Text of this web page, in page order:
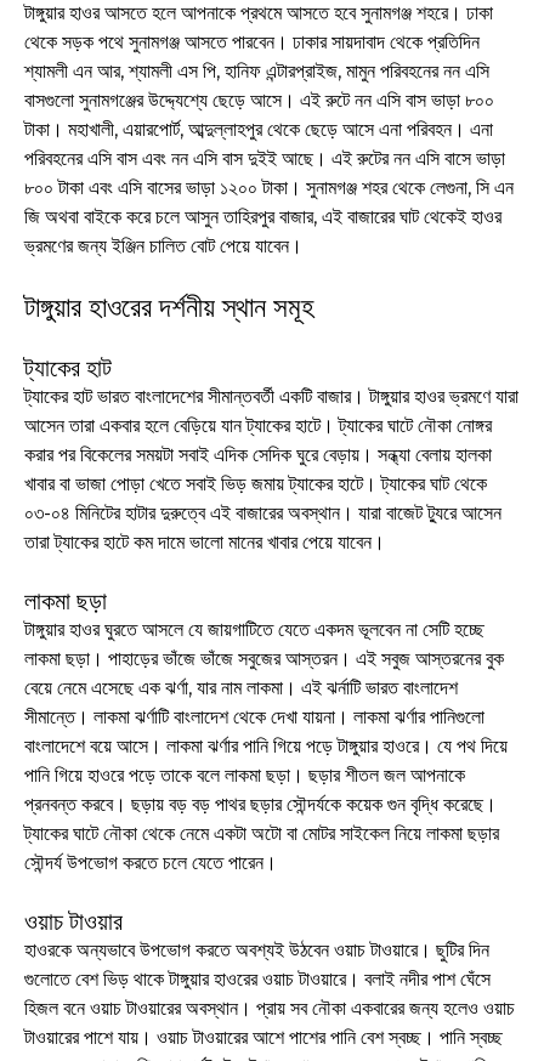
টাঙ্গুয়ার হাওর আসতে হলে আপনাকে প্রথমে আসতে হবে সুনামগঞ্জ শহরে। ঢাকা
থেকে সড়ক পথে সুনামগঞ্জ আসতে পারবেন। ঢাকার সায়দাবাদ থেকে প্রতিদিন
শ্যামলী এন আর, শ্যামলী এস পি, হানিফ এন্টারপ্রাইজ, মামুন পরিবহনের নন এসি
বাসগুলো সুনামগঞ্জের উদ্দ্যেশ্যে ছেড়ে আসে। এই রুটে নন এসি বাস ভাড়া ৮০০
টাকা। মহাখালী, এয়ারপোর্ট, আব্দুল্লাহপুর থেকে ছেড়ে আসে এনা পরিবহন। এনা
পরিবহনের এসি বাস এবং নন এসি বাস দুইই আছে। এই রুটের নন এসি বাসে ভাড়া
৮০০ টাকা এবং এসি বাসের ভাড়া ১২০০ টাকা। সুনামগঞ্জ শহর থেকে লেগুনা, সি এন
জি অথবা বাইকে করে চলে আসুন তাহিরপুর বাজার, এই বাজারের ঘাট থেকেই হাওর
ভ্রমণের জন্য ইঞ্জিন চালিত বোট পেয়ে যাবেন।
টাঙ্গুয়ার হাওরের দর্শনীয় স্থান সমূহ
ট্যাকের হাট
ট্যাকের হাট ভারত বাংলাদেশের সীমান্তবর্তী একটি বাজার। টাঙ্গুয়ার হাওর ভ্রমণে যারা
আসেন তারা একবার হলে বেড়িয়ে যান ট্যাকের হাটে। ট্যাকের ঘাটে নৌকা নোঙ্গর
করার পর বিকেলের সময়টা সবাই এদিক সেদিক ঘুরে বেড়ায়। সন্ধ্যা বেলায় হালকা
খাবার বা ভাজা পোড়া খেতে সবাই ভিড় জমায় ট্যাকের হাটে। ট্যাকের ঘাট থেকে
০৩-০৪ মিনিটের হাটার দুরুত্বে এই বাজারের অবস্থান। যারা বাজেট ট্যুরে আসেন
তারা ট্যাকের হাটে কম দামে ভালো মানের খাবার পেয়ে যাবেন।
লাকমা ছড়া
টাঙ্গুয়ার হাওর ঘুরতে আসলে যে জায়গাটিতে যেতে একদম ভূলবেন না সেটি হচ্ছে
লাকমা ছড়া। পাহাড়ের ভাঁজে ভাঁজে সবুজের আস্তরন। এই সবুজ আস্তরনের বুক
বেয়ে নেমে এসেছে এক ঝর্ণা, যার নাম লাকমা। এই ঝর্নাটি ভারত বাংলাদেশ
সীমান্তে। লাকমা ঝর্ণাটি বাংলাদেশ থেকে দেখা যায়না। লাকমা ঝর্ণার পানিগুলো
বাংলাদেশে বয়ে আসে। লাকমা ঝর্ণার পানি গিয়ে পড়ে টাঙ্গুয়ার হাওরে। যে পথ দিয়ে
পানি গিয়ে হাওরে পড়ে তাকে বলে লাকমা ছড়া। ছড়ার শীতল জল আপনাকে
প্রনবন্ত করবে। ছড়ায় বড় বড় পাথর ছড়ার সৌন্দর্যকে কয়েক গুন বৃদ্ধি করেছে।
ট্যাকের ঘাটে নৌকা থেকে নেমে একটা অটো বা মোটর সাইকেল নিয়ে লাকমা ছড়ার
সৌন্দর্য উপভোগ করতে চলে যেতে পারেন।
ওয়াচ টাওয়ার
হাওরকে অন্যভাবে উপভোগ করতে অবশ্যই উঠবেন ওয়াচ টাওয়ারে। ছুটির দিন
গুলোতে বেশ ভিড় থাকে টাঙ্গুয়ার হাওরের ওয়াচ টাওয়ারে। বলাই নদীর পাশ ঘেঁসে
হিজল বনে ওয়াচ টাওয়ারের অবস্থান। প্রায় সব নৌকা একবারের জন্য হলেও ওয়াচ
টাওয়ারের পাশে যায়। ওয়াচ টাওয়ারের আশে পাশের পানি বেশ স্বচ্ছ। পানি স্বচ্ছ